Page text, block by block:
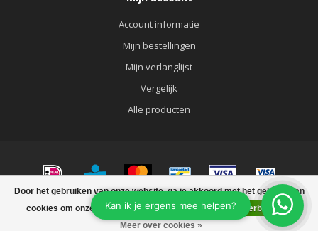
Door het gebruiken van onze website, ga je akkoord met het gebruik van
cookies om onze website te verbeteren.
Dit bericht verbergen
Meer over cookies »
Account informatie
Mijn bestellingen
Mijn verlanglijst
Vergelijk
Alle producten
© Copyright 2026 KATOO FASHION&LIVING
FILTERS